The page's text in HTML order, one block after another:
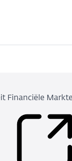
Financiële